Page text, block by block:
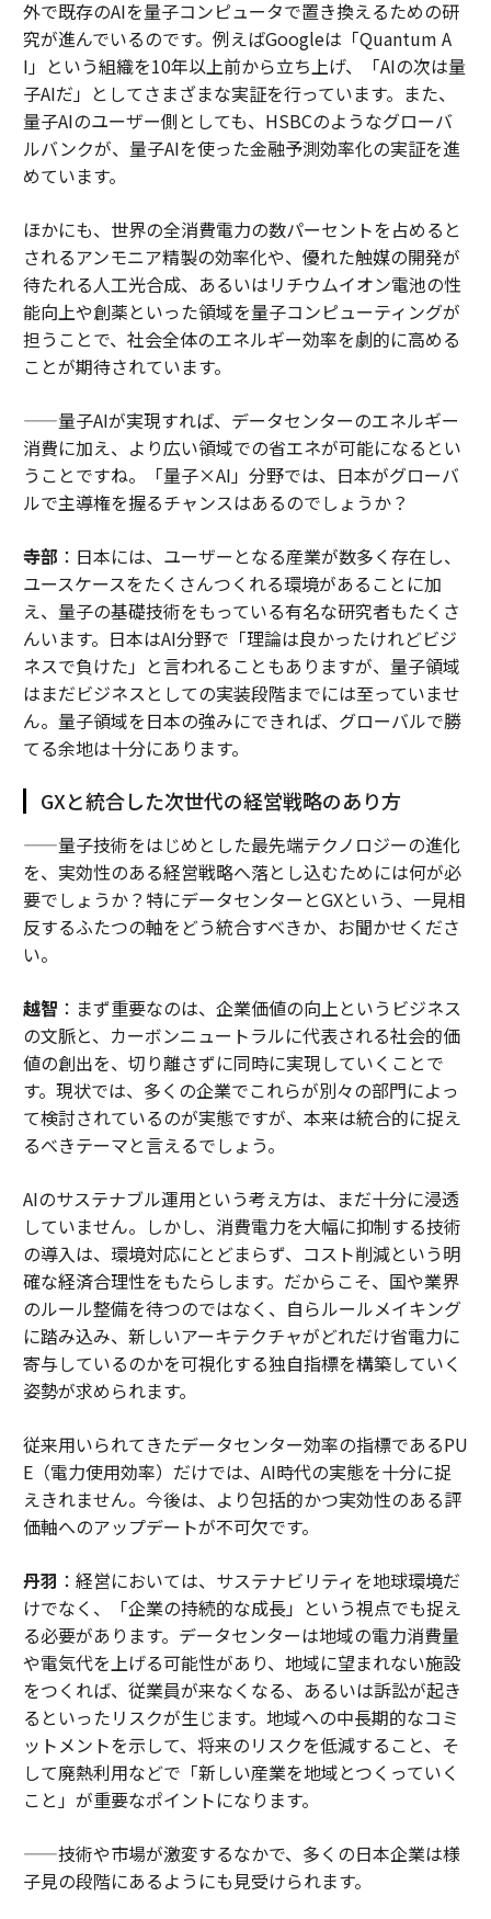
外で既存のAIを量子コンピュータで置き換えるための研
究が進んでいるのです。例えばGoogleは「Quantum A
I」という組織を10年以上前から立ち上げ、「AIの次は量
子AIだ」としてさまざまな実証を行っています。また、
量子AIのユーザー側としても、HSBCのようなグローバ
ルバンクが、量子AIを使った金融予測効率化の実証を進
めています。
ほかにも、世界の全消費電力の数パーセントを占めると
されるアンモニア精製の効率化や、優れた触媒の開発が
待たれる人工光合成、あるいはリチウムイオン電池の性
能向上や創薬といった領域を量子コンピューティングが
担うことで、社会全体のエネルギー効率を劇的に高める
ことが期待されています。
——量子AIが実現すれば、データセンターのエネルギー
消費に加え、より広い領域での省エネが可能になるとい
うことですね。「量子×AI」分野では、日本がグローバ
ルで主導権を握るチャンスはあるのでしょうか？
寺部 ：日本には、ユーザーとなる産業が数多く存在し、
ユースケースをたくさんつくれる環境があることに加
え、量子の基礎技術をもっている有名な研究者もたくさ
んいます。日本はAI分野で「理論は良かったけれどビジ
ネスで負けた」と言われることもありますが、量子領域
はまだビジネスとしての実装段階までには至っていませ
ん。量子領域を日本の強みにできれば、グローバルで勝
てる余地は十分にあります。
GXと統合した次世代の経営戦略のあり方
——量子技術をはじめとした最先端テクノロジーの進化
を、実効性のある経営戦略へ落とし込むためには何が必
要でしょうか？特にデータセンターとGXという、一見相
反するふたつの軸をどう統合すべきか、お聞かせくださ
い。
越智 ：まず重要なのは、企業価値の向上というビジネス
の文脈と、カーボンニュートラルに代表される社会的価
値の創出を、切り離さずに同時に実現していくことで
す。現状では、多くの企業でこれらが別々の部門によっ
て検討されているのが実態ですが、本来は統合的に捉え
るべきテーマと言えるでしょう。
AIのサステナブル運用という考え方は、まだ十分に浸透
していません。しかし、消費電力を大幅に抑制する技術
の導入は、環境対応にとどまらず、コスト削減という明
確な経済合理性をもたらします。だからこそ、国や業界
のルール整備を待つのではなく、自らルールメイキング
に踏み込み、新しいアーキテクチャがどれだけ省電力に
寄与しているのかを可視化する独自指標を構築していく
姿勢が求められます。
従来用いられてきたデータセンター効率の指標であるPU
E（電力使用効率）だけでは、AI時代の実態を十分に捉
えきれません。今後は、より包括的かつ実効性のある評
価軸へのアップデートが不可欠です。
丹羽 ：経営においては、サステナビリティを地球環境だ
けでなく、「企業の持続的な成長」という視点でも捉え
る必要があります。データセンターは地域の電力消費量
や電気代を上げる可能性があり、地域に望まれない施設
をつくれば、従業員が来なくなる、あるいは訴訟が起き
るといったリスクが生じます。地域への中長期的なコミ
ットメントを示して、将来のリスクを低減すること、そ
して廃熱利用などで「新しい産業を地域とつくっていく
こと」が重要なポイントになります。
——技術や市場が激変するなかで、多くの日本企業は様
子見の段階にあるようにも見受けられます。